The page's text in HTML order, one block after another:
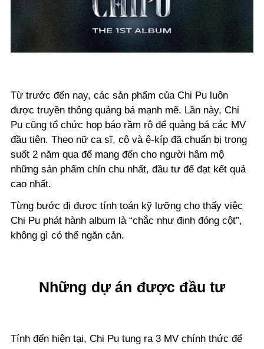
Từ trước đến nay, các sản phẩm của Chi Pu luôn
được truyền thông quảng bá mạnh mẽ. Lần này, Chi
Pu cũng tổ chức họp báo rầm rộ để quảng bá các MV
đầu tiên. Theo nữ ca sĩ, cô và ê-kíp đã chuẩn bị trong
suốt 2 năm qua để mang đến cho người hâm mộ
những sản phẩm chỉn chu nhất, đầu tư để đạt kết quả
cao nhất.
Từng bước đi được tính toán kỹ lưỡng cho thấy việc
Chi Pu phát hành album là “chắc như đinh đóng cột”,
không gì có thể ngăn cản.
Những dự án được đầu tư
Tính đến hiện tại, Chi Pu tung ra 3 MV chính thức để